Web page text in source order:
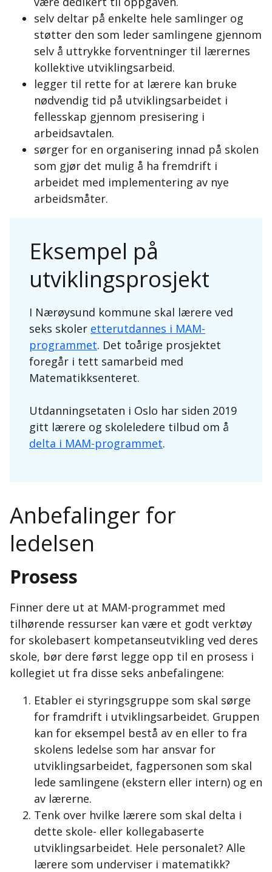
selv deltar på enkelte hele samlinger og
støtter den som leder samlingene gjennom
selv å uttrykke forventninger til lærernes
kollektive utviklingsarbeid.
legger til rette for at lærere kan bruke
nødvendig tid på utviklingsarbeidet i
fellesskap gjennom presisering i
arbeidsavtalen.
sørger for en organisering innad på skolen
som gjør det mulig å ha fremdrift i
arbeidet med implementering av nye
arbeidsmåter.
Eksempel på
utviklingsprosjekt
I Nærøysund kommune skal lærere ved
seks skoler etterutdannes i MAM-
programmet. Det toårige prosjektet
foregår i tett samarbeid med
Matematikksenteret.
Utdanningsetaten i Oslo har siden 2019
gitt lærere og skoleledere tilbud om å
delta i MAM-programmet.
Anbefalinger for
ledelsen
Prosess
Finner dere ut at MAM-programmet med
tilhørende ressurser kan være et godt verktøy
for skolebasert kompetanseutvikling ved deres
skole, bør dere først legge opp til en prosess i
kollegiet ut fra disse seks anbefalingene:
Etabler ei styringsgruppe som skal sørge
for framdrift i utviklingsarbeidet. Gruppen
kan for eksempel bestå av en eller to fra
skolens ledelse som har ansvar for
utviklingsarbeidet, fagpersonen som skal
lede samlingene (ekstern eller intern) og en
av lærerne.
Tenk over hvilke lærere som skal delta i
dette skole- eller kollegabaserte
utviklingsarbeidet. Hele personalet? Alle
lærere som underviser i matematikk?